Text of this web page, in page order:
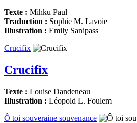
Texte : Mihku Paul
Traduction : Sophie M. Lavoie
Illustration : Emily Sanipass
Crucifix
Crucifix
Texte : Louise Dandeneau
Illustration : Léopold L. Foulem
Ô toi souveraine souvenance